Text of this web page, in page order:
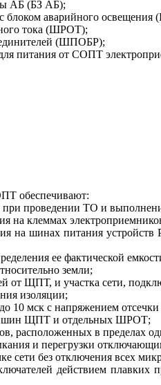
АБ (БЗ АБ);
блоком аварийного освещения
тока (ШРОТ);
(ШПОБР);
питания от СОПТ
обеспечивают:
проведении ТО и
на клеммах
на шинах питания
ее фактической
земли;
от ЩПТ, и участка сети,
изоляции;
10 мск с напряжением
шин ЩПТ и отдельных ШРОТ;
расположенных в пределах
и перегрузки
сети без отключения всех
действием